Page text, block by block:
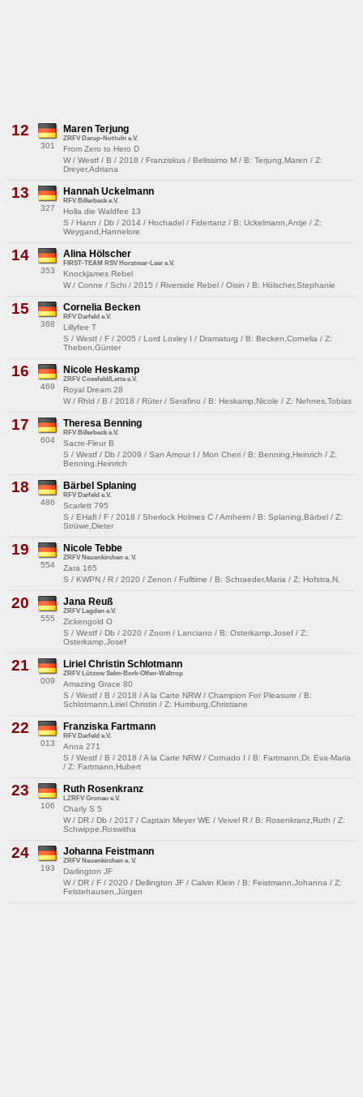
12
301
Maren Terjung
ZRFV Darup-Nottuln e.V.
From Zero to Hero D
W / Westf / B / 2018 / Franziskus / Belissimo M / B: Terjung,Maren / Z:
Dreyer,Adriana
13
327
Hannah Uckelmann
RFV Billerbeck e.V.
Holla die Waldfee 13
S / Hann / Db / 2014 / Hochadel / Fidertanz / B: Uckelmann,Antje / Z:
Weygand,Hannelore
14
353
Alina Hölscher
FIRST-TEAM RSV Horstmar-Leer e.V.
Knockjames Rebel
W / Conne / Schi / 2015 / Riverside Rebel / Oisin / B: Hölscher,Stephanie
15
368
Cornelia Becken
RFV Darfeld e.V.
Lillyfee T
S / Westf / F / 2005 / Lord Loxley I / Dramaturg / B: Becken,Cornelia / Z:
Theben,Günter
16
469
Nicole Heskamp
ZRFV Coesfeld/Lette e.V.
Royal Dream 28
W / Rhld / B / 2018 / Rüter / Serafino / B: Heskamp,Nicole / Z: Nehnes,Tobias
17
604
Theresa Benning
RFV Billerbeck e.V.
Sacre-Fleur B
S / Westf / Db / 2009 / San Amour I / Mon Cheri / B: Benning,Heinrich / Z:
Benning,Heinrich
18
486
Bärbel Splaning
RFV Darfeld e.V.
Scarlett 795
S / EHafl / F / 2018 / Sherlock Holmes C / Arnheim / B: Splaning,Bärbel / Z:
Strüwe,Dieter
19
554
Nicole Tebbe
ZRFV Neuenkirchen e. V.
Zara 165
S / KWPN / R / 2020 / Zenon / Fulltime / B: Schraeder,Maria / Z: Hofstra,N.
20
555
Jana Reuß
ZRFV Legden e.V.
Zickengold O
S / Westf / Db / 2020 / Zoom / Lanciano / B: Osterkamp,Josef / Z:
Osterkamp,Josef
21
009
Liriel Christin Schlotmann
ZRFV Lützow Selm-Bork-Olfen-Waltrop
Amazing Grace 80
S / Westf / B / 2018 / A la Carte NRW / Champion For Pleasure / B:
Schlotmann,Liriel Christin / Z: Humburg,Christiane
22
013
Franziska Fartmann
RFV Darfeld e.V.
Anna 271
S / Westf / B / 2018 / A la Carte NRW / Cornado I / B: Fartmann,Dr. Eva-Maria
/ Z: Fartmann,Hubert
23
106
Ruth Rosenkranz
LZRFV Gronau e.V.
Charly S 5
W / DR / Db / 2017 / Captain Meyer WE / Veivel R / B: Rosenkranz,Ruth / Z:
Schwippe,Roswitha
24
193
Johanna Feistmann
ZRFV Neuenkirchen e. V.
Darlington JF
W / DR / F / 2020 / Dellington JF / Calvin Klein / B: Feistmann,Johanna / Z:
Felstehausen,Jürgen